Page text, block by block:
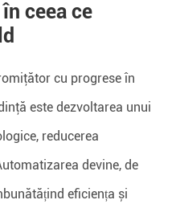
ceea ce
cu progrese în
este dezvoltarea unui
reducerea
devine, de
eficiența și